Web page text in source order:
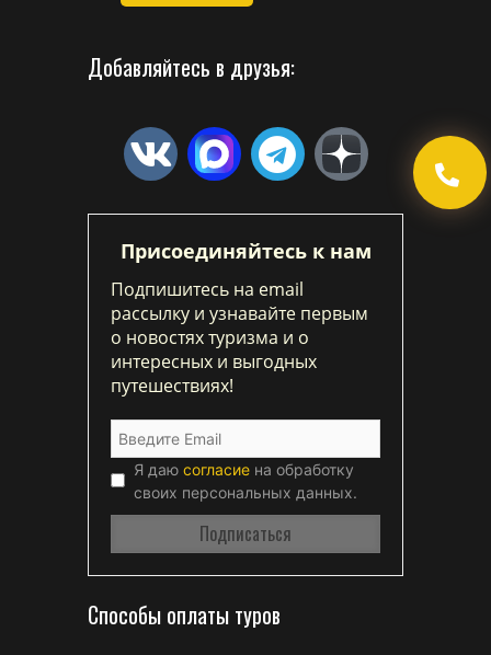
Добавляйтесь в друзья:
Присоединяйтесь к нам
Подпишитесь на email
рассылку и узнавайте первым
о новостях туризма и о
интересных и выгодных
путешествиях!
Я даю согласие на обработку
своих персональных данных.
Способы оплаты туров